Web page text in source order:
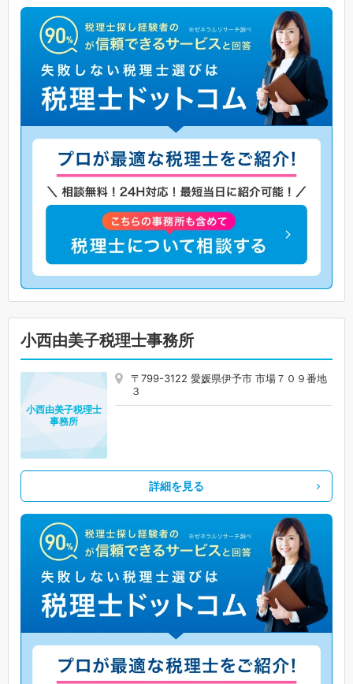
小西由美子税理士事務所
〒799-3122 愛媛県伊予市 市場７０９番地
３
小西由美子税理士
事務所
詳細を見る